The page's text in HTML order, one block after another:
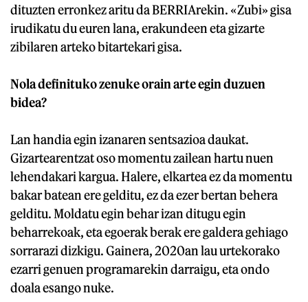
dituzten erronkez aritu da BERRIArekin. «Zubi» gisa
irudikatu du euren lana, erakundeen eta gizarte
zibilaren arteko bitartekari gisa.
Nola definituko zenuke orain arte egin duzuen
bidea?
Lan handia egin izanaren sentsazioa daukat.
Gizartearentzat oso momentu zailean hartu nuen
lehendakari kargua. Halere, elkartea ez da momentu
bakar batean ere gelditu, ez da ezer bertan behera
gelditu. Moldatu egin behar izan ditugu egin
beharrekoak, eta egoerak berak ere galdera gehiago
sorrarazi dizkigu. Gainera, 2020an lau urtekorako
ezarri genuen programarekin darraigu, eta ondo
doala esango nuke.